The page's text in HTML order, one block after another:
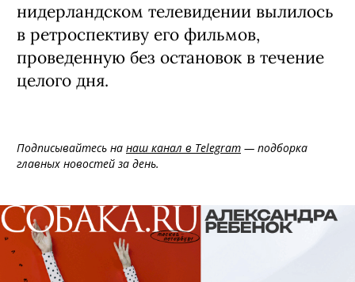
нидерландском телевидении вылилось
в ретроспективу его фильмов,
проведенную без остановок в течение
целого дня.
Подписывайтесь на наш канал в Telegram — подборка
главных новостей за день.